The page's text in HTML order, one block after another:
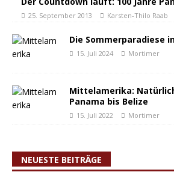
25. September 2013 Karsten-Thilo Raab
Die Sommerparadiese
15. Juli 2024 Mortimer
Mittelamerika:
Panama bis Belize
15. Juli 2022 Mortimer
NEUESTE BEITRÄGE